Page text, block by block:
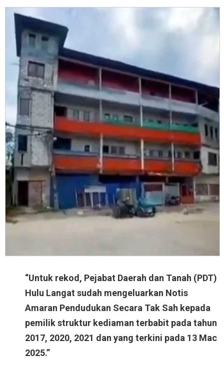
“Untuk rekod, Pejabat Daerah dan Tanah (PDT)
Hulu Langat sudah mengeluarkan Notis
Amaran Pendudukan Secara Tak Sah kepada
pemilik struktur kediaman terbabit pada tahun
2017, 2020, 2021 dan yang terkini pada 13 Mac
2025.”